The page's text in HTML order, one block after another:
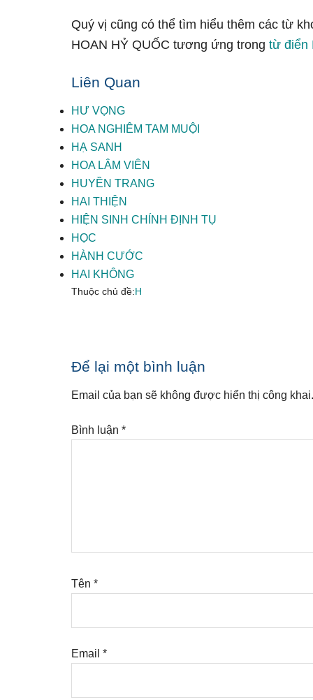
Quý vị cũng có thể tìm hiểu thêm các từ
HOAN HỶ QUỐC tương ứng trong từ điển
Liên Quan
HƯ VỌNG
HOA NGHIÊM TAM MUỘI
HẠ SANH
HOA LÂM VIÊN
HUYỀN TRANG
HAI THIỆN
HIỆN SINH CHÍNH ĐỊNH TỤ
HỌC
HÀNH CƯỚC
HAI KHÔNG
Thuộc chủ đề:H
Reader
Interactions
Để lại một bình luận
Email của bạn sẽ không được hiển thị công khai.
Bình luận *
Tên *
Email *